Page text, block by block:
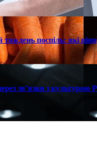
поспіль: які ціни
зв’язки з культурою